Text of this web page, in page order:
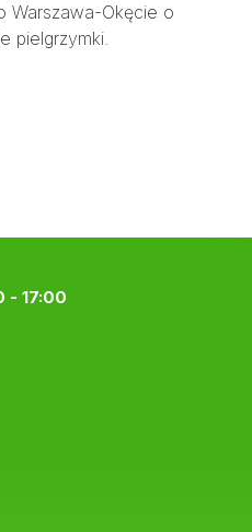
Warszawa-Okęcie o
pielgrzymki.
- 17:00